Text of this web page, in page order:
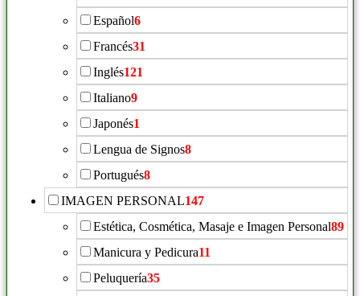
Español6
Francés31
Inglés121
Italiano9
Japonés1
Lengua de Signos8
Portugués8
IMAGEN PERSONAL147
Estética, Cosmética, Masaje e Imagen Personal89
Manicura y Pedicura11
Peluquería35